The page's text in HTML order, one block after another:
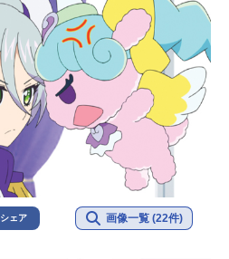
シェア 画像一覧 (22件)